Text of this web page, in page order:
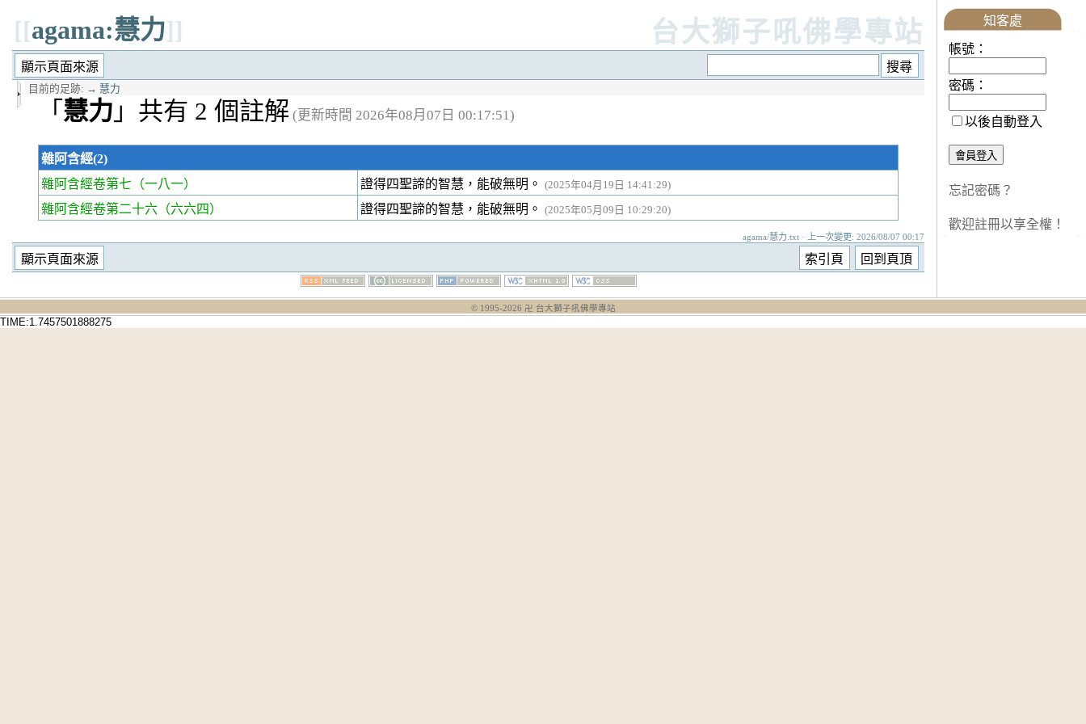
[[agama:慧力]] 台大獅子吼佛學專站
目前的足跡: → 慧力
「 慧力 」共有 2 個註解 (更新時間 2026年08月07日 00:17:51)
雜阿含經(2)
雜阿含經卷第七 （一八一） 證得四聖諦的智慧，能破無明。 (2025年04月19日 14:41:29)
雜阿含經卷第二十六 （六六四） 證得四聖諦的智慧，能破無明。 (2025年05月09日 10:29:20)
agama/慧力.txt · 上一次變更: 2026/08/07 00:17
知客處
帳號：
密碼：
以後自動登入
忘記密碼？
歡迎註冊以享全權！
© 1995-2026 卍 台大獅子吼佛學專站
TIME:1.7457501888275